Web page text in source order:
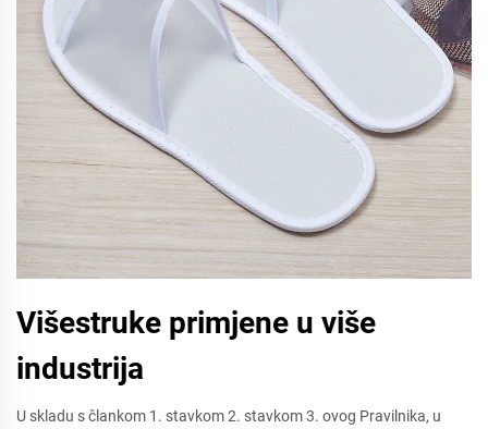
Višestruke primjene u više
industrija
U skladu s člankom 1. stavkom 2. stavkom 3. ovog Pravilnika, u